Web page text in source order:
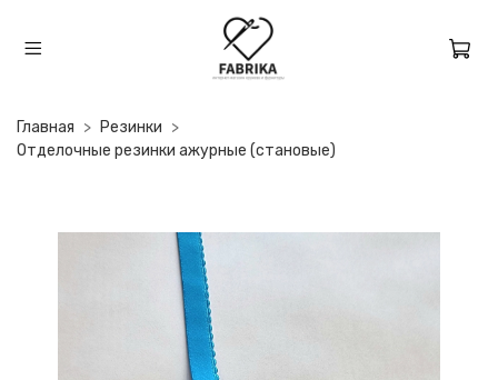
Главная
Резинки
Отделочные резинки ажурные (становые)